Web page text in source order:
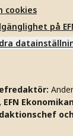
cookies
på
EFN